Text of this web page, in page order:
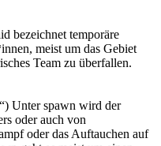
bezeichnet temporäre
meist um das Gebiet
Team zu überfallen.
Unter spawn wird der
oder auch von
oder das Auftauchen auf